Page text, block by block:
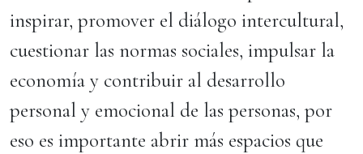
inspirar, promover el diálogo intercultural,
cuestionar las normas sociales, impulsar la
economía y contribuir al desarrollo
personal y emocional de las personas, por
eso es importante abrir más espacios que